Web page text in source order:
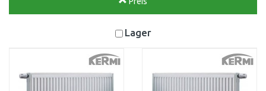
Lager